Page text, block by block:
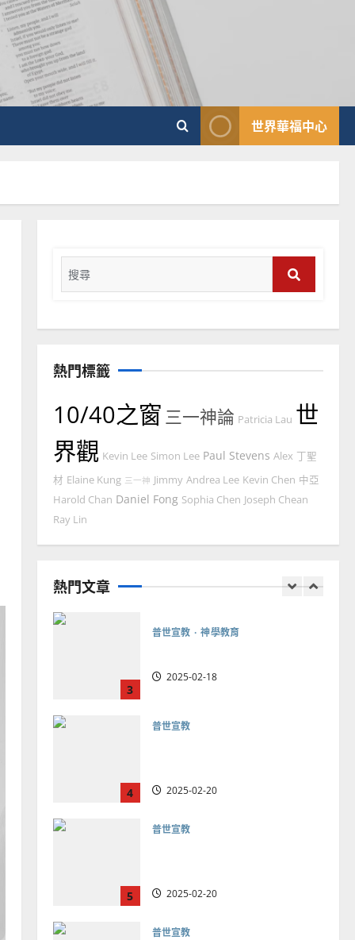
世界華福中心
Search
for:
熱門標籤
10/40之窗 三一神論 Patricia Lau 世
界觀 Kevin Lee Simon Lee Paul Stevens Alex 丁聖
材 Elaine Kung 三一神 Jimmy Andrea Lee Kevin Chen 中亞
Harold Chan Daniel Fong Sophia Chen Joseph Chean
Ray Lin
熱門文章
普世宣教
向穆斯林傳福音的可行策略
｜黃約瑟
2025-02-20
普世宣教
差傳過來人的佳美見證｜歐
陽瑞萍
余自力
德國華人宣教經歷｜吳振
1
教會發展 門徒培育
會？
2024-01-09
2
福音未及之民的定義、現況
2025-02-18
3
普世宣教 神學教育
2025-02-18
4
普世宣教
2025-02-20
5
普世宣教
2025-02-20
普世宣教